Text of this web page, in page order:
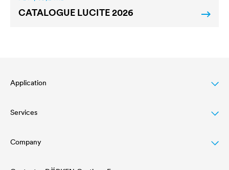
CATALOGUE LUCITE2026
Application
Lasure pour bois
Agriculture
Services
Téléchargement
Company